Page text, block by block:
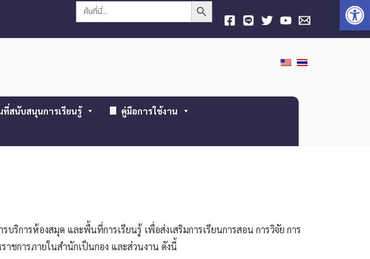
Search
สนับสนุนการเรียนรู้ คู่มือการใช้งาน
ริการห้องสมุด และพื้นที่การเรียนรู้ เพื่อส่งเสริมการเรียนการสอน การวิจัย การ
าชการภายในสำนักเป็นกอง และส่วนงาน ดังนี้